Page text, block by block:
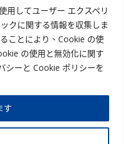
用してユーザー エクスペリ
クに関する情報を収集しま
ことにより、Cookie の使
の使用と無効化に関す
シーと Cookie ポリシーを
す
–2026
Rights Reserved